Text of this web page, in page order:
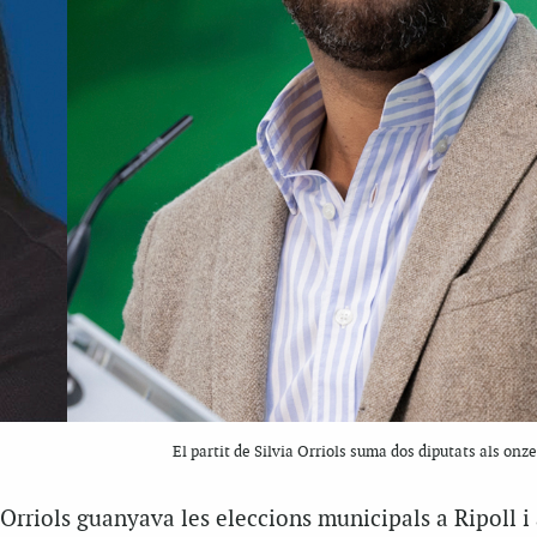
El partit de Silvia Orriols suma dos diputats als
guanyava les eleccions municipals a Ripoll i